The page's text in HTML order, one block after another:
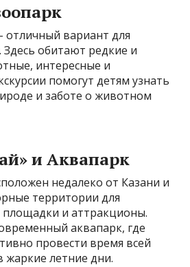
отличный вариант для
Здесь обитают редкие и
интересные и
помогут детям узнать
и заботе о животном
и Аквапарк
недалеко от Казани и
территории для
площадки и аттракционы.
аквапарк, где
провести время всей
жаркие летние дни.